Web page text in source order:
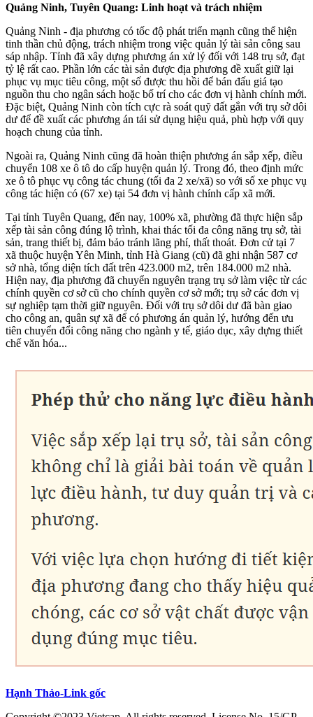
Quảng Ninh, Tuyên Quang: Linh hoạt và trách nhiệm
Quảng Ninh - địa phương có tốc độ phát triển mạnh cũng thể hiện
tinh thần chủ động, trách nhiệm trong việc quản lý tài sản công sau
sáp nhập. Tỉnh đã xây dựng phương án xử lý đối với 148 trụ sở, đạt
tỷ lệ rất cao. Phần lớn các tài sản được địa phương đề xuất giữ lại
phục vụ mục tiêu công, một số được thu hồi để bán đấu giá tạo
nguồn thu cho ngân sách hoặc bố trí cho các đơn vị hành chính mới.
Đặc biệt, Quảng Ninh còn tích cực rà soát quỹ đất gắn với trụ sở dôi
dư để đề xuất các phương án tái sử dụng hiệu quả, phù hợp với quy
hoạch chung của tỉnh.
Ngoài ra, Quảng Ninh cũng đã hoàn thiện phương án sắp xếp, điều
chuyển 108 xe ô tô do cấp huyện quản lý. Trong đó, theo định mức
xe ô tô phục vụ công tác chung (tối đa 2 xe/xã) so với số xe phục vụ
công tác hiện có (67 xe) tại 54 đơn vị hành chính cấp xã mới.
Tại tỉnh Tuyên Quang, đến nay, 100% xã, phường đã thực hiện sắp
xếp tài sản công đúng lộ trình, khai thác tối đa công năng trụ sở, tài
sản, trang thiết bị, đảm bảo tránh lãng phí, thất thoát. Đơn cử tại 7
xã thuộc huyện Yên Minh, tỉnh Hà Giang (cũ) đã ghi nhận 587 cơ
sở nhà, tổng diện tích đất trên 423.000 m2, trên 184.000 m2 nhà.
Hiện nay, địa phương đã chuyển nguyên trạng trụ sở làm việc từ các
chính quyền cơ sở cũ cho chính quyền cơ sở mới; trụ sở các đơn vị
sự nghiệp tạm thời giữ nguyên. Đối với trụ sở dôi dư đã bàn giao
cho công an, quân sự xã để có phương án quản lý, hướng đến ưu
tiên chuyển đổi công năng cho ngành y tế, giáo dục, xây dựng thiết
chế văn hóa...
Hạnh Thảo-Link gốc